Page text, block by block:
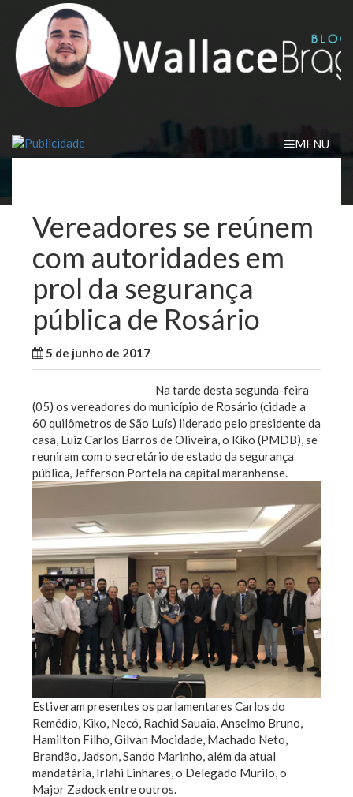
content
MENU
Vereadores se reúnem
com autoridades em
prol da segurança
pública de Rosário
5 de junho de 2017
Na tarde desta segunda-feira
(05) os vereadores do município de Rosário (cidade a
60 quilômetros de São Luís) liderado pelo presidente da
casa, Luiz Carlos Barros de Oliveira, o Kiko (PMDB), se
reuniram com o secretário de estado da segurança
pública, Jefferson Portela na capital maranhense.
Estiveram presentes os parlamentares Carlos do
Remédio, Kiko, Necó, Rachid Sauaia, Anselmo Bruno,
Hamilton Filho, Gilvan Mocidade, Machado Neto,
Brandão, Jadson, Sando Marinho, além da atual
mandatária, Irlahi Linhares, o Delegado Murilo, o
Major Zadock entre outros.